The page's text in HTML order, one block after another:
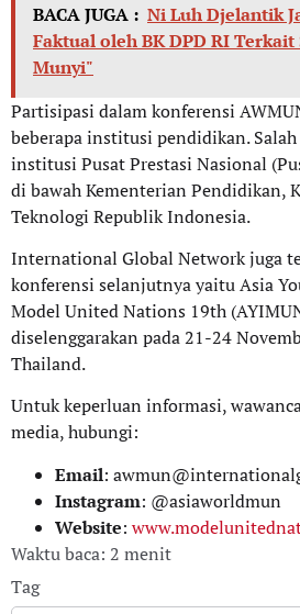
BACA JUGA : Ni Luh Djelantik
Faktual oleh BK DPD RI
Munyi"
Partisipasi dalam konferensi
beberapa institusi pendidikan.
institusi Pusat Prestasi Nasional
di bawah Kementerian Pendidikan,
Teknologi Republik Indonesia.
International Global Network juga
konferensi selanjutnya yaitu Asia
Model United Nations 19th
diselenggarakan pada 21-24
Thailand.
Untuk keperluan informasi,
media, hubungi:
Email:
Instagram: @asiaworldmun
Website:
Waktu baca: 2 menit
Tag